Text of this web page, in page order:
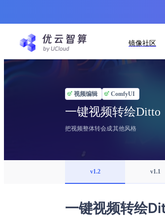
镜像社区
视频编辑 ComfyUI
一键视频转绘Ditto
把视频整体转会成其他风格
v1.2 v1.1
一键视频转绘